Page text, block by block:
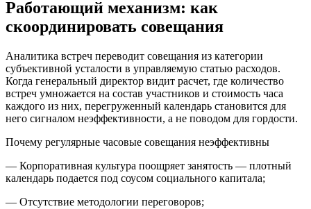
Работающий механизм: как
скоординировать совещания
Аналитика встреч переводит совещания из категории
субъективной усталости в управляемую статью расходов.
Когда генеральный директор видит расчет, где количество
встреч умножается на состав участников и стоимость часа
каждого из них, перегруженный календарь становится для
него сигналом неэффективности, а не поводом для гордости.
Почему регулярные часовые совещания неэффективны
— Корпоративная культура поощряет занятость — плотный
календарь подается под соусом социального капитала;
— Отсутствие методологии переговоров;